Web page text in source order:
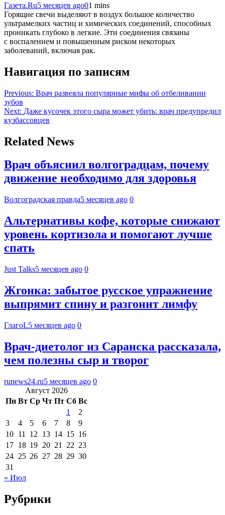
Газета.Ru5 месяцев ago01 mins
Горящие свечи выделяют в воздух большое количество
ультрамелких частиц и химических соединений, способных
проникать глубоко в легкие. Эти соединения связаны
с воспалением и повышенным риском некоторых
заболеваний, включая рак.
Навигация по записям
Previous: Врач развеяла популярные мифы об отбеливании
зубов
Next: Даже кусочек этого сыра может убить: врач предупредил
кузбассовцев
Related News
Врач объяснил волгоградцам, почему
движение необходимо для здоровья
Волгоградская правда5 месяцев ago 0
Альтернативы кофе, которые снижают
уровень кортизола и помогают лучше
спать
Just Talks5 месяцев ago 0
Жгонка: забытое русское упражнение
выпрямит спину и разгонит лимфу
ГлагоL5 месяцев ago 0
Врач-диетолог из Саранска рассказала,
чем полезны сыр и творог
runews24.ru5 месяцев ago 0
Август 2026
Пн Вт Ср Чт Пт Сб Вс
1
2
3
4 5 6 7 8
9
10 11 12 13 14 15 16
17 18 19 20 21 22 23
24 25 26 27 28 29 30
31
« Июл
Рубрики